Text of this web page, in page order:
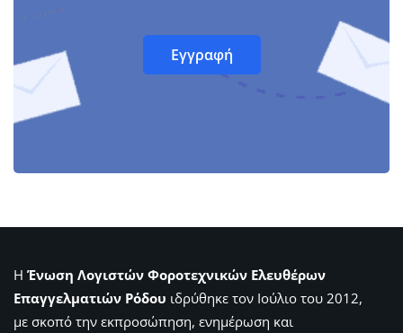
Η Ένωση Λογιστών Φοροτεχνικών Ελευθέρων
Επαγγελματιών Ρόδου ιδρύθηκε τον Ιούλιο του 2012,
με σκοπό την εκπροσώπηση, ενημέρωση και